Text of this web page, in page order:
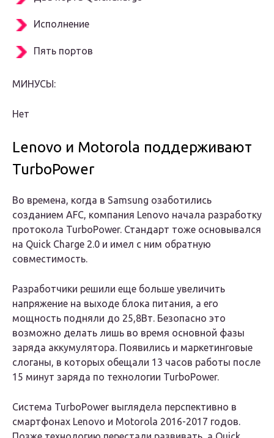
Исполнение
Пять портов
МИНУСЫ:
Нет
Lenovo и Motorola поддерживают
TurboPower
Во времена, когда в Samsung озаботились
созданием AFC, компания Lenovo начала разработку
протокола TurboPower. Стандарт тоже основывался
на Quick Charge 2.0 и имел с ним обратную
совместимость.
Разработчики решили еще больше увеличить
напряжение на выходе блока питания, а его
мощность подняли до 25,8Вт. Безопасно это
возможно делать лишь во время основной фазы
заряда аккумулятора. Появились и маркетинговые
слоганы, в которых обещали 13 часов работы после
15 минут заряда по технологии TurboPower.
Система TurboPower выглядела перспективно в
смартфонах Lenovo и Motorola 2016-2017 годов.